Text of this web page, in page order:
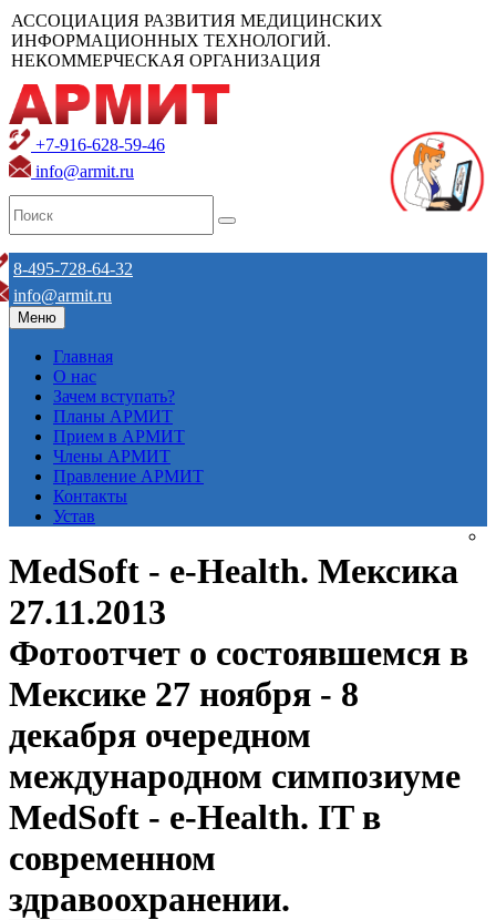
АССОЦИАЦИЯ РАЗВИТИЯ МЕДИЦИНСКИХ
ИНФОРМАЦИОННЫХ ТЕХНОЛОГИЙ.
НЕКОММЕРЧЕСКАЯ ОРГАНИЗАЦИЯ
+7-916-628-59-46
info@armit.ru
8-495-728-64-32
info@armit.ru
Меню
Главная
О нас
Зачем вступать?
Планы АРМИТ
Прием в АРМИТ
Члены АРМИТ
Правление АРМИТ
Контакты
Устав
MedSoft - e-Health. Мексика
27.11.2013
Фотоотчет о состоявшемся в
Мексике 27 ноября - 8
декабря очередном
международном симпозиуме
MedSoft - e-Health. IT в
современном
здравоохранении.